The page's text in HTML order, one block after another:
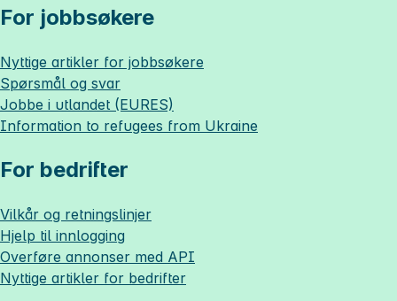
For jobbsøkere
Nyttige artikler for jobbsøkere
Spørsmål og svar
Jobbe i utlandet (EURES)
Information to refugees from Ukraine
For bedrifter
Vilkår og retningslinjer
Hjelp til innlogging
Overføre annonser med API
Nyttige artikler for bedrifter